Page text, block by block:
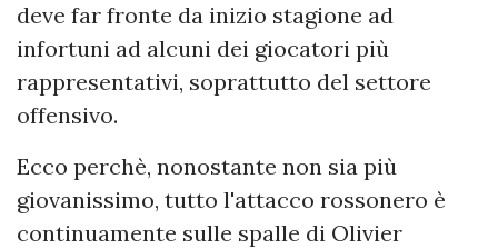
deve far fronte da inizio stagione ad
infortuni ad alcuni dei giocatori più
rappresentativi, soprattutto del settore
offensivo.
Ecco perchè, nonostante non sia più
giovanissimo, tutto l'attacco rossonero è
continuamente sulle spalle di Olivier